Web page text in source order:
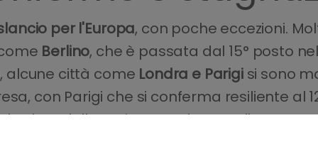
per l'Europa, con poche eccezioni.
Berlino, che è passata dal 15° posto
alcune città come Londra e Parigi si sono
con Parigi che si conferma resiliente al
valore dell’ecosistema, dovuto alla